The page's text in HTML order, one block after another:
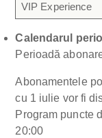
VIP Experience
Calendarul
Perioadă
Abonamentele
cu 1 iulie vor fi
Program puncte
20:00